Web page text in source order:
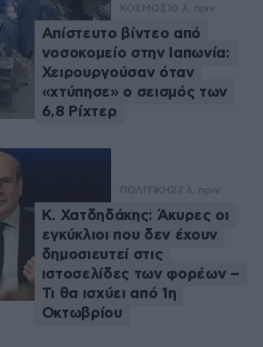
ΚΟΣΜΟΣ 10 λ. πριν
Απίστευτο βίντεο από
νοσοκομείο στην Ιαπωνία:
Χειρουργούσαν όταν
«χτύπησε» ο σεισμός των
6,8 Ρίχτερ
ΠΟΛΙΤΙΚΗ 27 λ. πριν
Κ. Χατδηδάκης: Άκυρες οι
εγκύκλιοι που δεν έχουν
δημοσιευτεί στις
ιστοσελίδες των φορέων –
Τι θα ισχύει από 1η
Οκτωβρίου